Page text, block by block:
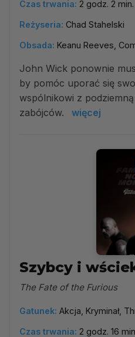
Czas trwania: 2 godz. 2 min.
Reżyseria: Chad Stahelski
Obsada: Keanu Reeves,
John Wick ponownie
by pomóc uporać się
wspólnikowi z
zabójców.
więcej
Szybcy i
The Fate of the Furious
Gatunek: Akcja, Kryminał,
Czas trwania: 2 godz. 16